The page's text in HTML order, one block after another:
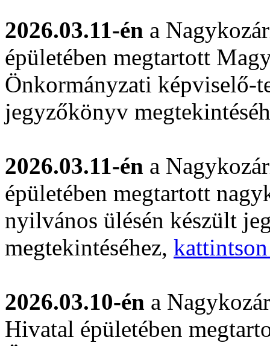
2026.03.11-én a
épületében megtartott
Önkormányzati képviselő-
jegyzőkönyv
2026.03.11-én a
épületében megtartott
nyilvános ülésén készült
megtekintéséhez,
2026.03.10-én a
Hivatal épületében